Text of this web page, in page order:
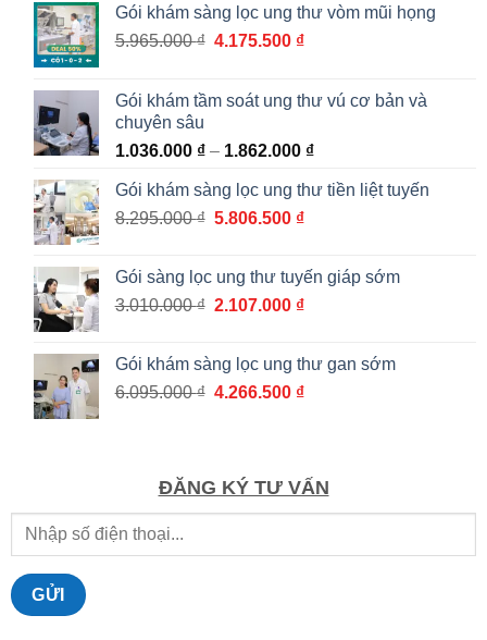
Gói khám sàng lọc ung thư vòm mũi họng
5.965.000₫ Giá
5.965.000 ₫.
4.175.500 ₫Giá
là:
Gói khám tầm soát ung thư vú cơ bản và
chuyên sâu
1.036.000 ₫ – 1.862.000 ₫Khoảng
từ
Gói khám sàng lọc ung thư tiền liệt tuyến
8.295.000₫ Giá
8.295.000 ₫.
5.806.500 ₫Giá
là:
5.806.500 ₫.
Gói sàng lọc ung thư tuyến giáp sớm
3.010.000₫ Giá
3.010.000 ₫.
2.107.000 ₫Giá
là:
2.107.000 ₫.
Gói khám sàng lọc ung thư gan sớm
6.095.000₫ Giá
4.266.500 ₫Giá
4.266.500 ₫.
ĐĂNG KÝ TƯ VẤN